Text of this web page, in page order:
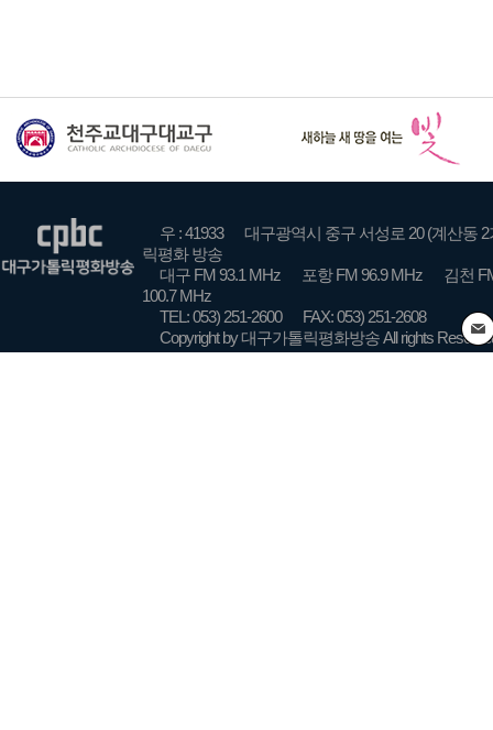
우 : 41933
대구광역시 중구 서성로 20 (계산동 2
릭평화 방송
대구 FM 93.1 MHz
포항 FM 96.9 MHz
김천
100.7 MHz
TEL: 053) 251-2600
FAX: 053) 251-2608
Copyright by 대구가톨릭평화방송 All rights